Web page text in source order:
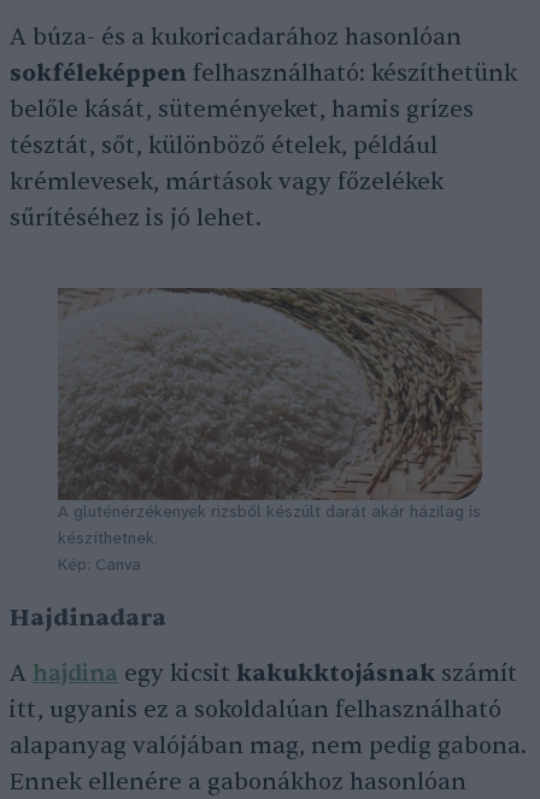
A búza- és a kukoricadarához hasonlóan
sokféleképpen felhasználható: készíthetünk
belőle kását, süteményeket, hamis grízes
tésztát, sőt, különböző ételek, például
krémlevesek, mártások vagy főzelékek
sűrítéséhez is jó lehet.
A gluténérzékenyek rizsből készült darát akár házilag is
készíthetnek.
Kép: Canva
Hajdinadara
A hajdina egy kicsit kakukktojásnak számít
itt, ugyanis ez a sokoldalúan felhasználható
alapanyag valójában mag, nem pedig gabona.
Ennek ellenére a gabonákhoz hasonlóan